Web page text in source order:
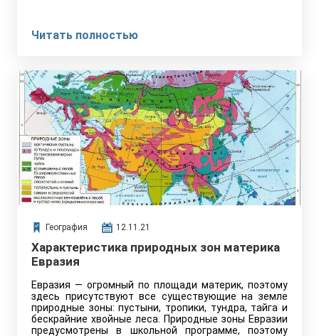
Читать полностью
География 12.11.21
Характеристика природных зон материка
Евразия
Евразия — огромный по площади материк, поэтому
здесь присутствуют все существующие на земле
природные зоны: пустыни, тропики, тундра, тайга и
бескрайние хвойные леса. Природные зоны Евразии
предусмотрены в школьной программе, поэтому